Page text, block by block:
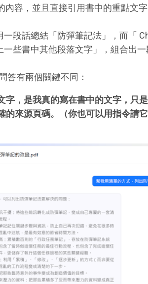
內容，並且直接引用書中的重點文
段話總結「防彈筆記法」，而「
些書中其他段落文字」，組合出一
答有兩個關鍵不同：
字，是我真的寫在書中的文字，只
的來源頁碼。（你也可以用指令請它